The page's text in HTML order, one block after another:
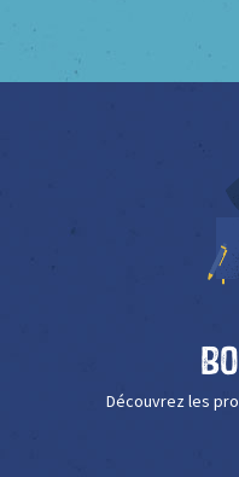
Découvrez les